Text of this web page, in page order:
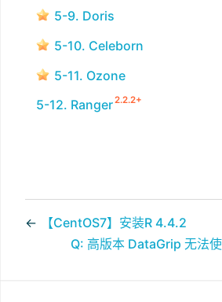
5-9. Doris
5-10. Celeborn
5-11. Ozone
5-12. Ranger 2.2.2+
←
【CentOS7】安装R 4.4.2
Q: 高版本 DataGrip 无法